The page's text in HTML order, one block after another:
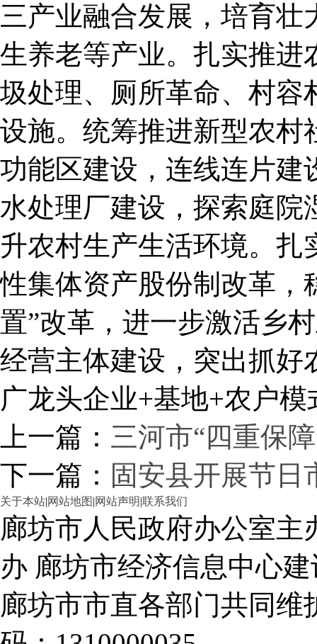
三产业融合发展，培育
生养老等产业。扎实推进
圾处理、厕所革命、村容
设施。统筹推进新型农村
功能区建设，连线连片建
水处理厂建设，探索庭院
升农村生产生活环境。
性集体资产股份制改革，
置”改革，进一步激活乡
经营主体建设，突出抓好
广龙头企业+基地+农户
上一篇： 三河市“四重保
下一篇： 固安县开展节日
关于本站|网站地图 |网站声明|联系我们
廊坊市人民政府办公室
办 廊坊市经济信息中心建
廊坊市市直各部门共同